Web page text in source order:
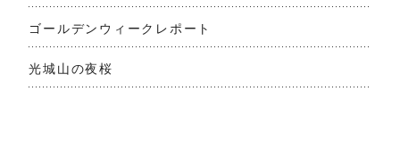
ゴールデンウィークレポート
光城山の夜桜